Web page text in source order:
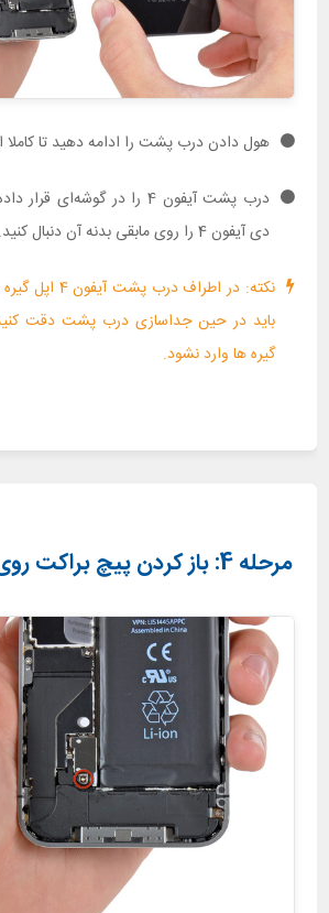
هول دادن درب پشت را ادامه دهید تا کاملا
درب پشت آیفون 4 را در
دی آیفون 4 را روی مابقی بدنه آن دنبال کنید.
نکته: در اطراف
باید در حین جداسازی درب پشت دقت
گیره ها وارد نشود.
مرحله 4: باز کردن پیچ براکت روی کانکتور باتری